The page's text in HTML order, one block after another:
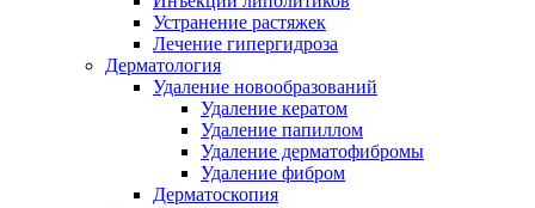
Устранение растяжек
Лечение гипергидроза
Дерматология
Удаление новообразований
Удаление кератом
Удаление папиллом
Удаление дерматофибромы
Удаление фибром
Дерматоскопия